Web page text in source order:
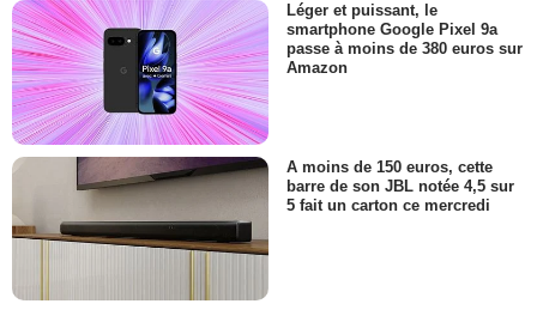
Léger et puissant, le
smartphone Google Pixel 9a
passe à moins de 380 euros sur
Amazon
A moins de 150 euros, cette
barre de son JBL notée 4,5 sur
5 fait un carton ce mercredi